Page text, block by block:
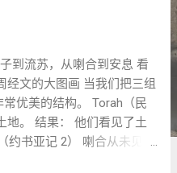
到流苏，从喇合到安息 看
经文的大图画 当我们把三组
优美的结构。 Torah（民
地。 结果： 他们看见了土
书亚记 2） 喇合从未见过